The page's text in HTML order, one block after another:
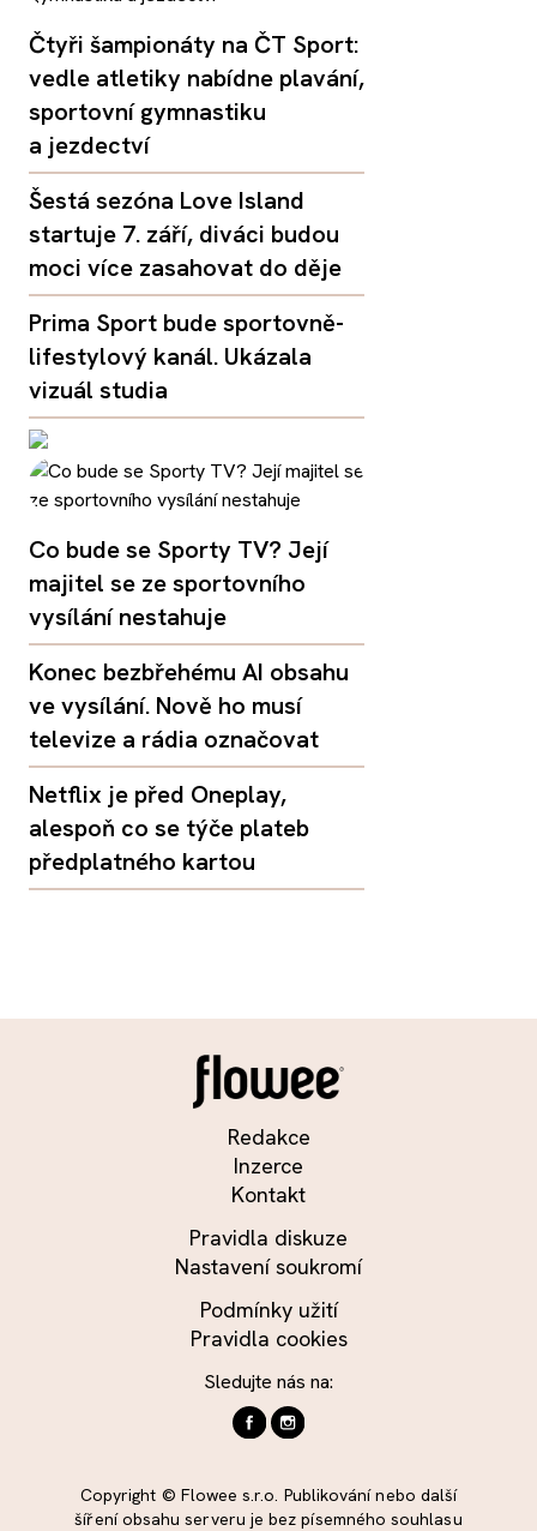
Čtyři šampionáty na ČT Sport:
vedle atletiky nabídne plavání,
sportovní gymnastiku
a jezdectví
Šestá sezóna Love Island
startuje 7. září, diváci budou
moci více zasahovat do děje
Prima Sport bude sportovně-
lifestylový kanál. Ukázala
vizuál studia
Co bude se Sporty TV? Její
majitel se ze sportovního
vysílání nestahuje
Konec bezbřehému AI obsahu
ve vysílání. Nově ho musí
televize a rádia označovat
Netflix je před Oneplay,
alespoň co se týče plateb
předplatného kartou
Redakce
Inzerce
Kontakt
Pravidla diskuze
Nastavení soukromí
Podmínky užití
Pravidla cookies
Sledujte nás na:
Copyright © Flowee s.r.o. Publikování nebo další
šíření obsahu serveru je bez písemného souhlasu